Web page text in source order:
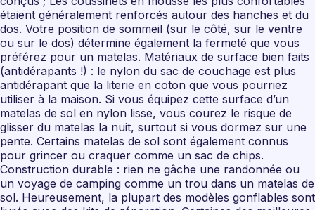
étaient généralement renforcés autour des hanches et du
dos. Votre position de sommeil (sur le côté, sur le ventre
ou sur le dos) détermine également la fermeté que vous
préférez pour un matelas. Matériaux de surface bien faits
(antidérapants !) : le nylon du sac de couchage est plus
antidérapant que la literie en coton que vous pourriez
utiliser à la maison. Si vous équipez cette surface d’un
matelas de sol en nylon lisse, vous courez le risque de
glisser du matelas la nuit, surtout si vous dormez sur une
pente. Certains matelas de sol sont également connus
pour grincer ou craquer comme un sac de chips.
Construction durable : rien ne gâche une randonnée ou
un voyage de camping comme un trou dans un matelas de
sol. Heureusement, la plupart des modèles gonflables sont